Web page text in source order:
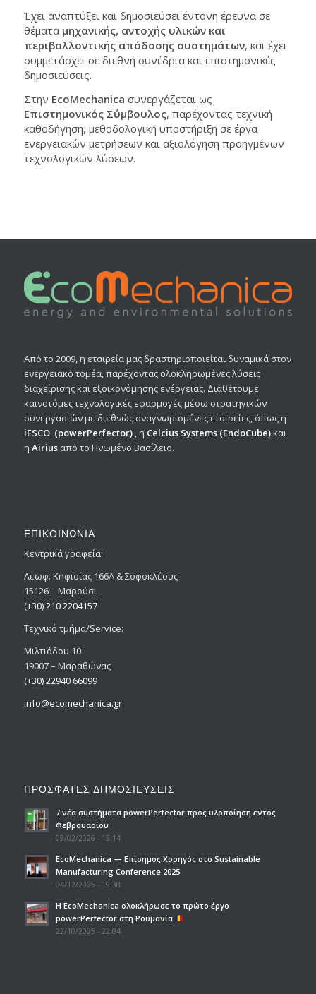
Έχει αναπτύξει και δημοσιεύσει έντονη έρευνα σε
θέματα μηχανικής, αντοχής υλικών και
περιβαλλοντικής απόδοσης συστημάτων, και έχει
συμμετάσχει σε διεθνή συνέδρια και επιστημονικές
δημοσιεύσεις.
Στην EcoMechanica συνεργάζεται ως
Επιστημονικός Σύμβουλος, παρέχοντας τεχνική
καθοδήγηση, μεθοδολογική υποστήριξη σε έργα
ενεργειακών μετρήσεων και αξιολόγηση προηγμένων
τεχνολογικών λύσεων.
Από το 2009, η εταιρεία μας δραστηριοποιείται δυναμικά στον
ενεργειακό τομέα, παρέχοντας ολοκληρωμένες λύσεις
διαχείρισης και εξοικονόμησης ενέργειας. Διαθέτουμε
καινοτόμες τεχνολογικές εφαρμογές μέσω στρατηγικών
συνεργασιών με διεθνώς αναγνωρισμένες εταιρείες, όπως η
iESCO (powerPerfector) , η Celcius Systems (EndoCube)και
η Airiusαπό το Ηνωμένο Βασίλειο.
ΕΠΙΚΟΙΝΩΝΙΑ
Κεντρικά γραφεία:
Λεωφ. Κηφισίας 166Α & Σοφοκλέους
15126 – Μαρούσι
(+30) 210 2204157
Tεχνικό τμήμα/Service:
Μιλτιάδου 10
19007 – Μαραθώνας
(+30) 22940 66099
info@ecomechanica.gr
ΠΡΟΣΦΑΤΕΣ ΔΗΜΟΣΙΕΥΣΕΙΣ
7 νέα συστήματα powerPerfector προς υλοποίηση εντός
Φεβρουαρίου
05/02/2026 - 15:14
EcoMechanica — Επίσημος Χορηγός στο Sustainable
Manufacturing Conference 2025
04/12/2025 - 19:30
H EcoMechanica ολοκλήρωσε το πρώτο έργο
powerPerfector στη Ρουμανία
22/10/2025 - 22:04